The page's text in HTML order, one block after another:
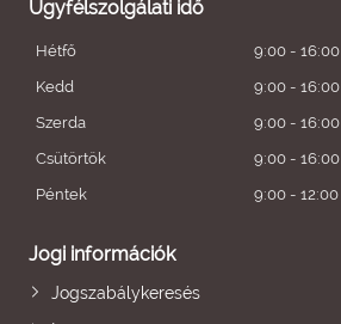
Ügyfélszolgálati idő
Hétfő
9:00 - 16:00
Kedd
9:00 - 16:00
Szerda
9:00 - 16:00
Csütörtök
9:00 - 16:00
Péntek
9:00 - 12:00
Jogi információk
Jogszabálykeresés